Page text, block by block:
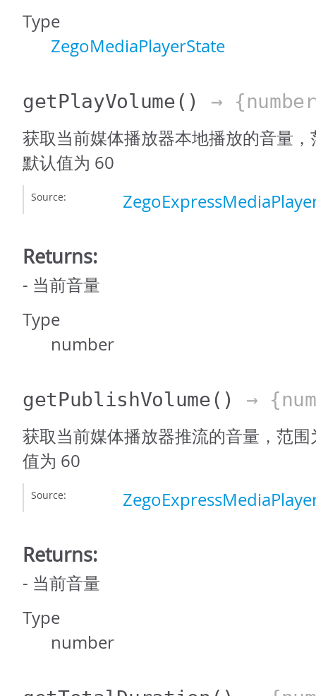
Type
ZegoMediaPlayerState
getPlayVolume() →
获取当前媒体播放器本地播放的音量
默认值为 60
Source:
Returns:
- 当前音量
Type
number
getPublishVolume() →
获取当前媒体播放器推流的音量，范
值为 60
Source:
Returns:
- 当前音量
Type
number